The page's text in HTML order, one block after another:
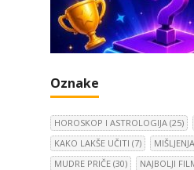
Oznake
HOROSKOP I ASTROLOGIJA (25)
KAKO LAKŠE UČITI (7)
MUDRE PRIČE (30) NAJBOLJI